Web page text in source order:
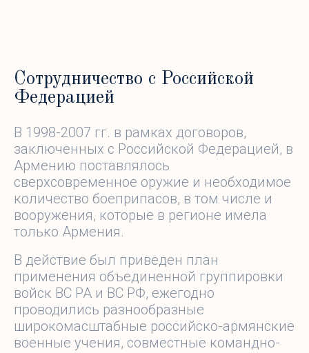
Сотрудничество с Российской
Федерацией
В 1998-2007 гг. в рамках договоров,
заключенных с Российской Федерацией, в
Армению поставлялось
сверхсовременное оружие и необходимое
количество боеприпасов, в том числе и
вооружения, которые в регионе имела
только Армения.
В действие был приведен план
применения объединенной группировки
войск ВС РА и ВС РФ, ежегодно
проводились разнообразные
широкомасштабные российско-армянские
военные учения, совместные командно-